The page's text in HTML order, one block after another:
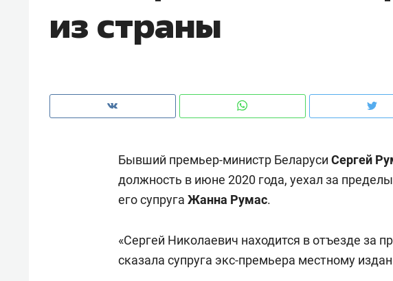
из страны
Бывший премьер-министр Беларуси Сергей
должность в июне 2020 года, уехал за
его супруга Жанна Румас.
«Сергей Николаевич находится в отъезде за
сказала супруга экс-премьера местному
чем интересен Оман?
Как ГК «МИР ГРУПП» и ВТБ
Рекомендуем
150 камер до